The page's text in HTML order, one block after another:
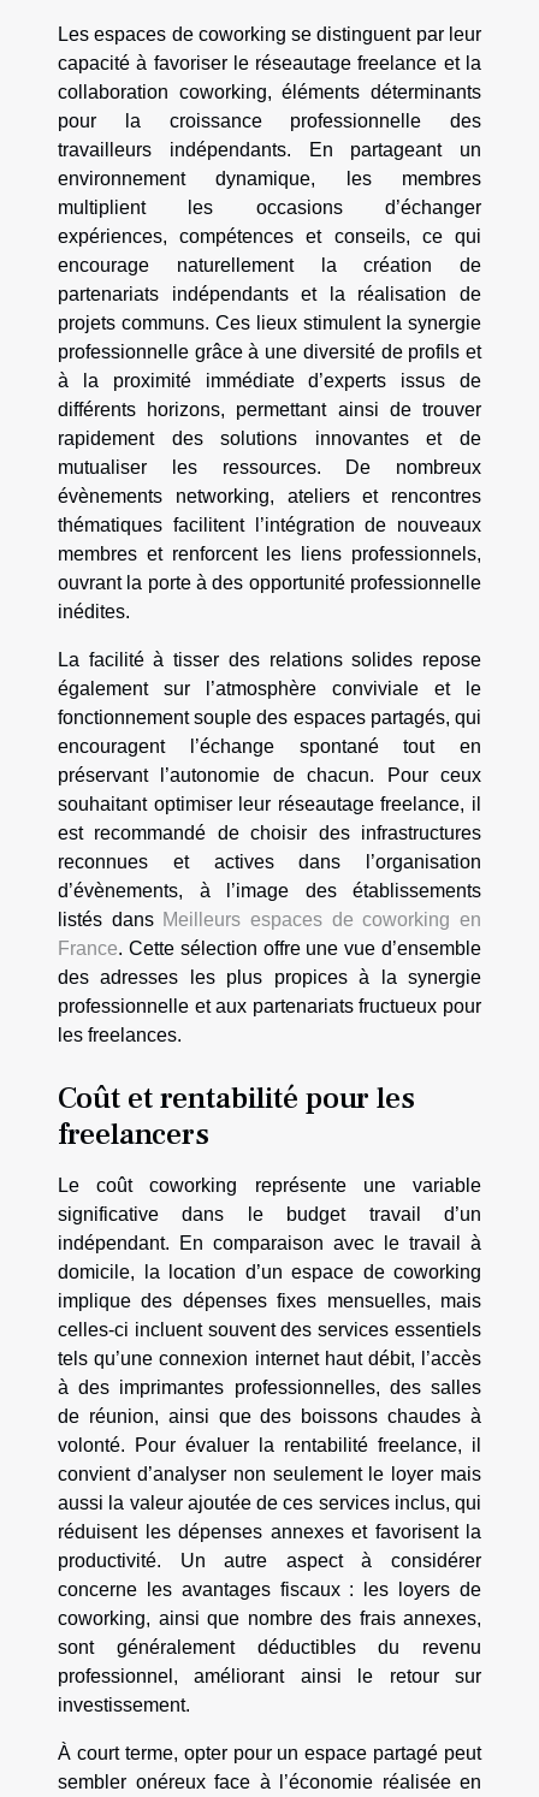
Les espaces de coworking se distinguent par leur
capacité à favoriser le réseautage freelance et la
collaboration coworking, éléments déterminants
pour la croissance professionnelle des
travailleurs indépendants. En partageant un
environnement dynamique, les membres
multiplient les occasions d’échanger
expériences, compétences et conseils, ce qui
encourage naturellement la création de
partenariats indépendants et la réalisation de
projets communs. Ces lieux stimulent la synergie
professionnelle grâce à une diversité de profils et
à la proximité immédiate d’experts issus de
différents horizons, permettant ainsi de trouver
rapidement des solutions innovantes et de
mutualiser les ressources. De nombreux
évènements networking, ateliers et rencontres
thématiques facilitent l’intégration de nouveaux
membres et renforcent les liens professionnels,
ouvrant la porte à des opportunité professionnelle
inédites.
La facilité à tisser des relations solides repose
également sur l’atmosphère conviviale et le
fonctionnement souple des espaces partagés, qui
encouragent l’échange spontané tout en
préservant l’autonomie de chacun. Pour ceux
souhaitant optimiser leur réseautage freelance, il
est recommandé de choisir des infrastructures
reconnues et actives dans l’organisation
d’évènements, à l’image des établissements
listés dans Meilleurs espaces de coworking en
France. Cette sélection offre une vue d’ensemble
des adresses les plus propices à la synergie
professionnelle et aux partenariats fructueux pour
les freelances.
Coût et rentabilité pour les
freelancers
Le coût coworking représente une variable
significative dans le budget travail d’un
indépendant. En comparaison avec le travail à
domicile, la location d’un espace de coworking
implique des dépenses fixes mensuelles, mais
celles-ci incluent souvent des services essentiels
tels qu’une connexion internet haut débit, l’accès
à des imprimantes professionnelles, des salles
de réunion, ainsi que des boissons chaudes à
volonté. Pour évaluer la rentabilité freelance, il
convient d’analyser non seulement le loyer mais
aussi la valeur ajoutée de ces services inclus, qui
réduisent les dépenses annexes et favorisent la
productivité. Un autre aspect à considérer
concerne les avantages fiscaux : les loyers de
coworking, ainsi que nombre des frais annexes,
sont généralement déductibles du revenu
professionnel, améliorant ainsi le retour sur
investissement.
À court terme, opter pour un espace partagé peut
sembler onéreux face à l’économie réalisée en